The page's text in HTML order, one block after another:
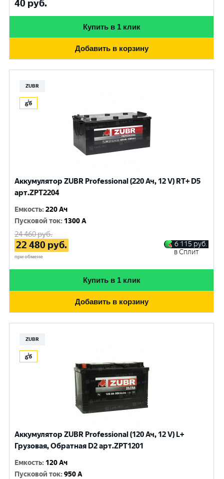
40 руб.
Купить в 1 клик
Добавить в корзину
ZUBR
Аккумулятор ZUBR Professional (220 Ач, 12 V) RT+ D5
арт.ZPT2204
Емкость:220 Ач
Пусковой ток: 1300 A
24 460руб.
22 480 руб.
при обмене
6 115 руб.
в Сплит
Купить в 1 клик
Добавить в корзину
ZUBR
Аккумулятор ZUBR Professional (120 Ач, 12 V) L+
Грузовая, Обратная D2 арт.ZPT1201
Емкость: 120 Ач
Пусковой ток:950 A